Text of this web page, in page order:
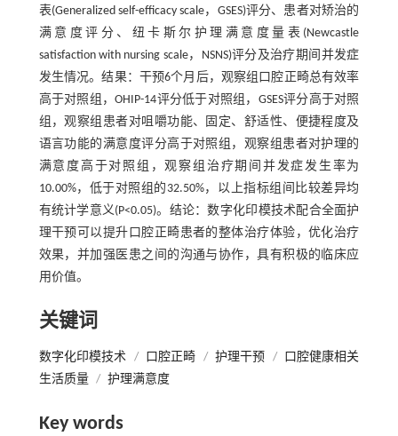
表(Generalized self-efficacy scale，GSES)评分、患者对矫治的
满意度评分、纽卡斯尔护理满意度量表(Newcastle
satisfaction with nursing scale，NSNS)评分及治疗期间并发症
发生情况。结果：干预6个月后，观察组口腔正畸总有效率
高于对照组，OHIP-14评分低于对照组，GSES评分高于对照
组，观察组患者对咀嚼功能、固定、舒适性、便捷程度及
语言功能的满意度评分高于对照组，观察组患者对护理的
满意度高于对照组，观察组治疗期间并发症发生率为
10.00%，低于对照组的32.50%，以上指标组间比较差异均
有统计学意义(P<0.05)。结论：数字化印模技术配合全面护
理干预可以提升口腔正畸患者的整体治疗体验，优化治疗
效果，并加强医患之间的沟通与协作，具有积极的临床应
用价值。
关键词
数字化印模技术 / 口腔正畸 / 护理干预 /
口腔健康相关
生活质量 / 护理满意度
Key words